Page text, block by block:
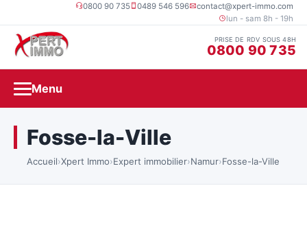
0800 90 735 0489 546 596
contact@xpert-immo.com
lun - sam 8h - 19h
PRISE DE RDV SOUS 48H
0800 90 735
Menu
Fosse-la-Ville
Accueil›Xpert Immo›Expert immobilier›Namur›Fosse-la-Ville